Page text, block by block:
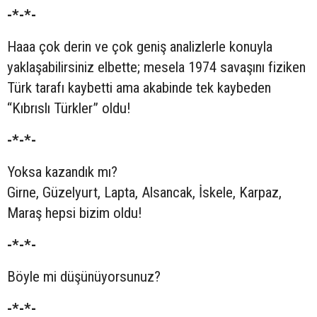
-*-*-
Haaa çok derin ve çok geniş analizlerle konuyla
yaklaşabilirsiniz elbette; mesela 1974 savaşını fiziken
Türk tarafı kaybetti ama akabinde tek kaybeden
“Kıbrıslı Türkler” oldu!
-*-*-
Yoksa kazandık mı?
Girne, Güzelyurt, Lapta, Alsancak, İskele, Karpaz,
Maraş hepsi bizim oldu!
-*-*-
Böyle mi düşünüyorsunuz?
-*-*-